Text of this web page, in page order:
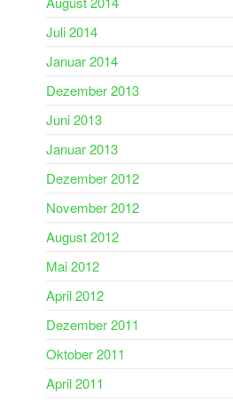
Juli 2014
Januar 2014
Dezember 2013
Juni 2013
Januar 2013
Dezember 2012
November 2012
August 2012
Mai 2012
April 2012
Dezember 2011
Oktober 2011
April 2011